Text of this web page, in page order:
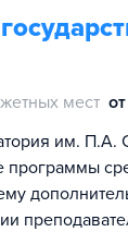
мест
им.
программы